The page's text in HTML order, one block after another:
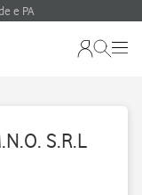
e PA
S.R.L